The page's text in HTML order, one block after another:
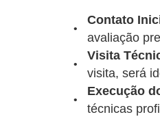
Contato
avaliação
Visita
visita, será
Execução
técnicas